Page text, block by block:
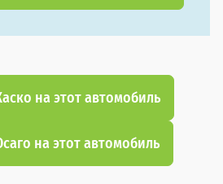
на этот автомобиль
на этот автомобиль